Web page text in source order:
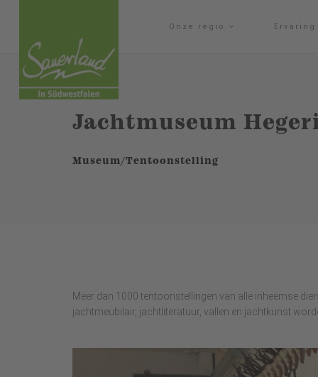
Onze regio
Jachtmuseum
Museum/Tentoonstelling
Meer dan 1000 tentoonstellingen van alle inheemse
jachtmeubilair, jachtliteratuur, vallen en jachtkunst